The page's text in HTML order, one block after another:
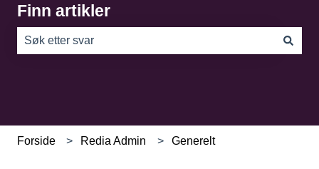
Finn artikler
Forside Redia Admin Generelt